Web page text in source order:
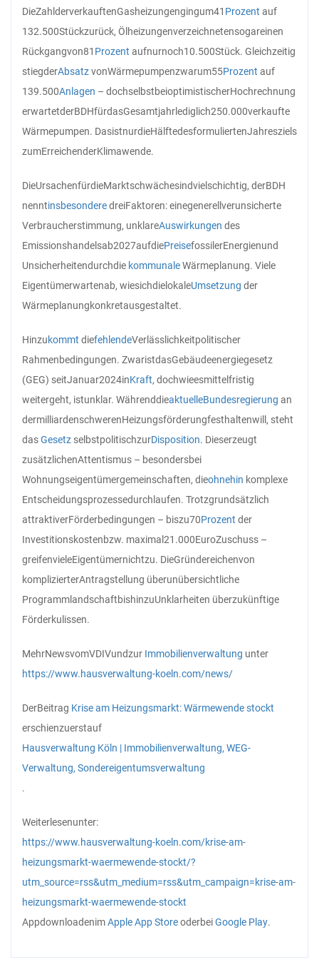
DieZahl derverkauftenGasheizungengingum41 Prozent auf
132.500Stückzurück, Ölheizungenverzeichnetensogareinen
Rückgangvon81 Prozent aufnurnoch10.500Stück. Gleichzeitig
stiegderAbsatzvonWärmepumpenzwarum55Prozent auf
139.500Anlagen – dochselbstbeioptimistischerHochrechnung
erwartetderBDHfürdasGesamtjahrlediglich250.000verkaufte
Wärmepumpen. DasistnurdieHälftedesformuliertenJahresziels
zumErreichenderKlimawende.
DieUrsachenfürdieMarktschwächesindvielschichtig, derBDH
nenntinsbesonderedreiFaktoren: einegenerell verunsicherte
Verbraucherstimmung, unklareAuswirkungen des
Emissionshandelsab2027aufdiePreisefossilerEnergienund
Unsicherheitendurchdie kommunaleWärmeplanung. Viele
Eigentümerwartenab, wiesichdielokaleUmsetzung der
Wärmeplanungkonkretausgestaltet.
Hinzukommt diefehlendeVerlässlichkeitpolitischer
Rahmenbedingungen. ZwaristdasGebäudeenergiegesetz
(GEG) seitJanuar2024inKraft, dochwieesmittelfristig
weitergeht, istunklar. WährenddieaktuelleBundesregierung an
dermilliardenschwerenHeizungsförderungfesthaltenwill, steht
dasGesetz selbstpolitischzurDisposition. Dieserzeugt
zusätzlichenAttentismus – besondersbei
Wohnungseigentümergemeinschaften, dieohnehin komplexe
Entscheidungsprozessedurchlaufen. Trotzgrundsätzlich
attraktiverFörderbedingungen – biszu70Prozent der
Investitionskostenbzw. maximal 21.000EuroZuschuss –
greifenvieleEigentümernichtzu. DieGründereichenvon
komplizierterAntragstellung überunübersichtliche
ProgrammlandschaftbishinzuUnklarheiten überzukünftige
Förderkulissen.
MehrNewsvomVDIVundzur Immobilienverwaltung unter
https://www.hausverwaltung-koeln.com/news/
DerBeitrag Krise am Heizungsmarkt: Wärmewende stockt
erschienzuerstauf
Hausverwaltung Köln | Immobilienverwaltung, WEG-
Verwaltung, Sondereigentumsverwaltung
.
Weiterlesenunter:
https://www.hausverwaltung-koeln.com/krise-am-
heizungsmarkt-waermewende-stockt/?
utm_source=rss&utm_medium=rss&utm_campaign=krise-am-
heizungsmarkt-waermewende-stockt
AppdownloadenimApple App StoreoderbeiGoogle Play.